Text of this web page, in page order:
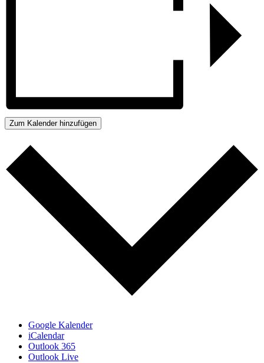
Zum Kalender hinzufügen
Google Kalender
iCalendar
Outlook 365
Outlook Live